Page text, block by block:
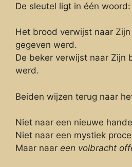
De sleutel ligt in één woord:
Het brood verwijst naar
gegeven werd.
De beker verwijst naar Zijn
werd.
Beiden wijzen terug naar
Niet naar een nieuwe
Niet naar een mystiek
Maar naar een volbracht